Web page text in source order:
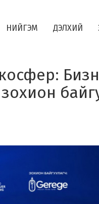
НИЙГЭМ ДЭЛХИЙ